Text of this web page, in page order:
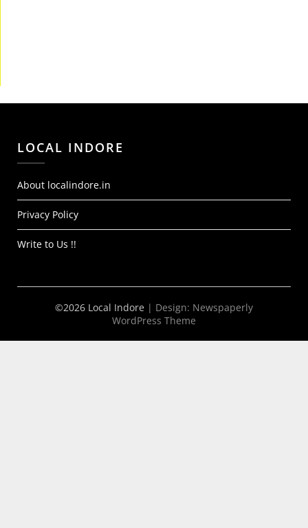
LOCAL INDORE
About localindore.in
Privacy Policy
Write to Us !!
©2026 Local Indore | Design: Newspaperly
WordPress Theme